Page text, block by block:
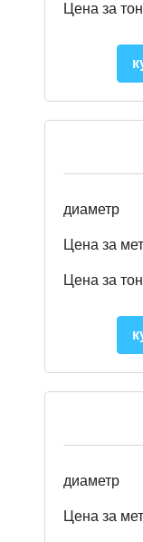
Цена за
диаметр
Цена за
Цена за
диаметр
Цена за